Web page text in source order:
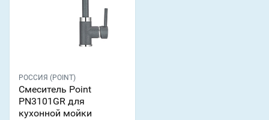
РОССИЯ (POINT)
Смеситель Point
PN3101GR для
кухонной мойки